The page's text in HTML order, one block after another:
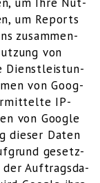
um Reports
zusam­men­
von
Dienst­leis­tun­
von Goog­
IP-
von Goog­le
die­ser Daten
gesetz­
der Auf­trags­da­